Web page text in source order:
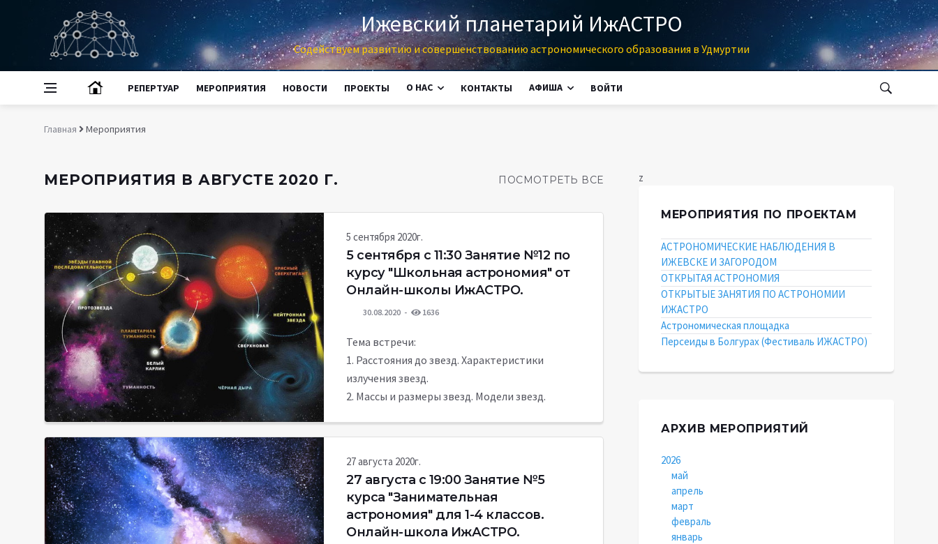
Ижевский планетарий ИжАСТРО
Содействуем развитию и совершенствованию астрономического образования в Удмуртии
РЕПЕРТУАР МЕРОПРИЯТИЯ НОВОСТИ ПРОЕКТЫ О НАС КОНТАКТЫ АФИША ВОЙТИ
Главная Мероприятия
МЕРОПРИЯТИЯ В АВГУСТЕ 2020 Г. ПОСМОТРЕТЬ ВСЕ
5 сентября 2020г.
5 сентября c 11:30 Занятие №12 по
курсу "Школьная астрономия" от
Онлайн-школы ИжАСТРО.
30.08.2020 1636
Тема встречи:
1. Расстояния до звезд. Характеристики
излучения звезд.
2. Массы и размеры звезд. Модели звезд.
27 августа 2020г.
27 августа c 19:00 Занятие №5
курса "Занимательная
астрономия" для 1-4 классов.
Онлайн-школа ИжАСТРО.
z
МЕРОПРИЯТИЯ ПО ПРОЕКТАМ
АСТРОНОМИЧЕСКИЕ НАБЛЮДЕНИЯ В
ИЖЕВСКЕ И ЗАГОРОДОМ
ОТКРЫТАЯ АСТРОНОМИЯ
ОТКРЫТЫЕ ЗАНЯТИЯ ПО АСТРОНОМИИ
ИЖАСТРО
Астрономическая площадка
Персеиды в Болгурах (Фестиваль ИЖАСТРО)
АРХИВ МЕРОПРИЯТИЙ
2026
май
апрель
март
февраль
январь